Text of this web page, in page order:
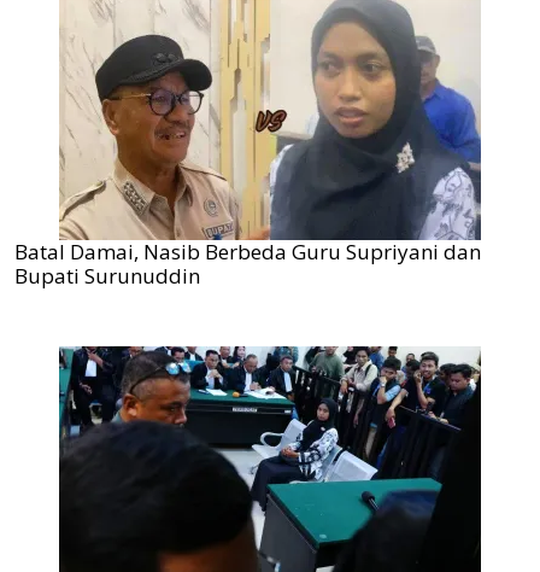
Batal Damai, Nasib Berbeda Guru Supriyani dan
Bupati Surunuddin